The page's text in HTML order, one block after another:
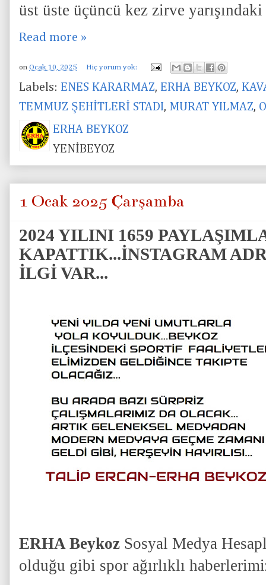
üst üste üçüncü kez zirve
Read more »
on Ocak 10, 2025 Hiç yorum yok:
Labels: ENES KARARMAZ, ERHA BEYKOZ,
TEMMUZ ŞEHİTLERİ STADI, MURAT YILMAZ,
ERHA BEYKOZ
YENİBEYOZ
1 Ocak 2025 Çarşamba
2024 YILINI 1659
KAPATTIK...İNSTAGRAM
İLGİ VAR...
ERHA Beykoz Sosyal Medya
olduğu gibi spor ağırlıklı